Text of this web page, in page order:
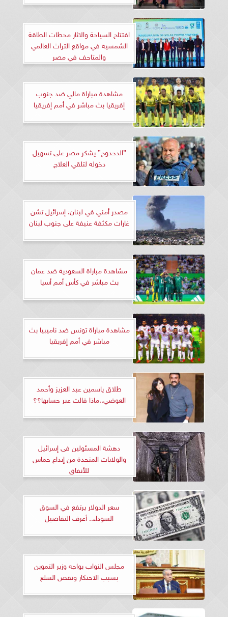
افتتاح السياحة والاثار محطات الطاقة
الشمسية في مواقع التراث العالمي
والمتاحف في مصر
مشاهدة مباراة مالي ضد جنوب
إفريقيا بث مباشر في أمم إفريقيا
”الدحدوح” يشكر مصر على تسهيل
دخوله لتلقي العلاج
مصدر أمني في لبنان: إسرائيل تشن
غارات مكثفة عنيفة على جنوب لبنان
مشاهدة مباراة السعودية ضد عمان
بث مباشر في كأس أمم أسيا
مشاهدة مباراة تونس ضد ناميبيا بث
مباشر في أمم إفريقيا
طلاق ياسمين عبد العزيز وأحمد
العوضي..ماذا قالت عبر حسابها؟؟
دهشة المسئولين فى إسرائيل
والولايات المتحدة من إبداع حماس
للأنفاق
سعر الدولار يرتفع في السوق
السوداء.. أعرف التفاصيل
مجلس النواب يواجه وزير التموين
بسبب الاحتكار ونقص السلع